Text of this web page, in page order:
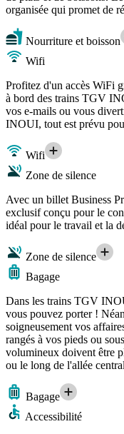
organisée qui promet de
Nourriture et boisson
Wifi
Profitez d'un accès WiFi
à bord des trains TGV
vos e-mails ou vous
INOUI, tout est prévu
Wifi
Zone de silence
Avec un billet Business
exclusif conçu pour le
idéal pour le travail et la
Zone de silence
Bagage
Dans les trains TGV
vous pouvez porter !
soigneusement vos
rangés à vos pieds ou
volumineux doivent être
ou le long de l'allée
Bagage
Accessibilité